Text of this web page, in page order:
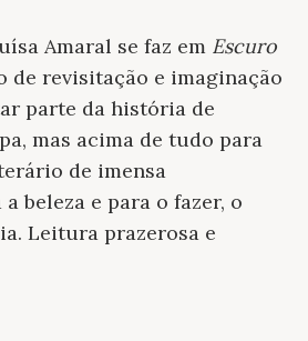
Amaral se faz em Escuro
de revisitação e imaginação
parte da história de
mas acima de tudo para
de imensa
beleza e para o fazer, o
Leitura prazerosa e